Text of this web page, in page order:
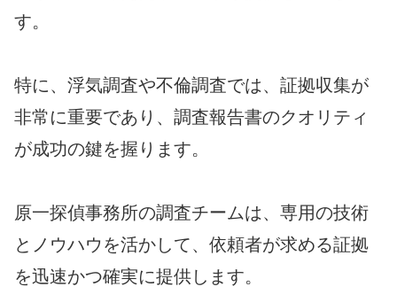
す。
特に、浮気調査や不倫調査では、証拠収集が
非常に重要であり、調査報告書のクオリティ
が成功の鍵を握ります。
原一探偵事務所の調査チームは、専用の技術
とノウハウを活かして、依頼者が求める証拠
を迅速かつ確実に提供します。